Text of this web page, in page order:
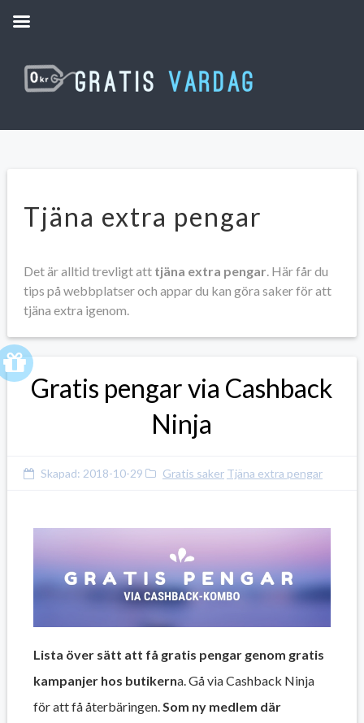
Tjäna extra pengar
Det är alltid trevligt att tjäna extra pengar. Här får du
tips på webbplatser och appar du kan göra saker för att
tjäna extra igenom.
Gratis pengar via Cashback
Ninja
Skapad: 2018-10-29 Gratis saker Tjäna extra pengar
Lista över sätt att få gratis pengar genom gratis
kampanjer hos butikerna. Gå via Cashback Ninja
för att få återbäringen.Som ny medlem där